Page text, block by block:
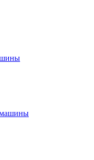
машины